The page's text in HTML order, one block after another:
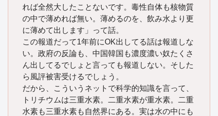
れば全然大したことないです。毒性自体も核物質
の中で薄めれば無い。薄めるのを、飲み水より更
に薄めて出します」って話。
この報道だって1年前にOK出してる話は報道しな
い。政府の反論も、中国韓国も濃度濃い奴たくさ
ん出してるでしょと言っても報道しない。そした
ら風評被害受けるでしょう。
だから、こういうネットで科学的知識を言って、
トリチウムは三重水素。二重水素が重水素。二重
水素も三重水素も自然界にある。実は水の中にも